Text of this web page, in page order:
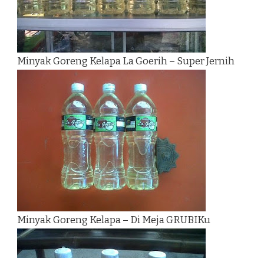
Minyak Goreng Kelapa La Goerih – Super Jernih
Minyak Goreng Kelapa – Di Meja GRUBIKu